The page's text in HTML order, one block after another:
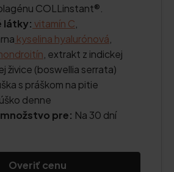
COLLinstant®.
látky: vitamín C
kyselina hyalurónová
, extrakt z indickej
živice (boswellia serrata)
s práškom na pitie
denne
pre: Na 30 dní
Overiť cenu